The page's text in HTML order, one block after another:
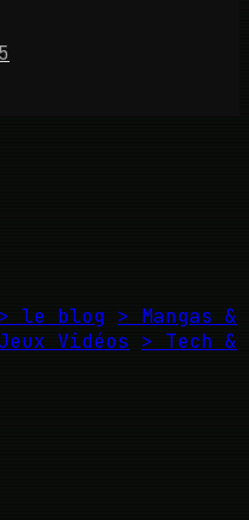
> le blog > Mangas &
Vidéos
> Tech &